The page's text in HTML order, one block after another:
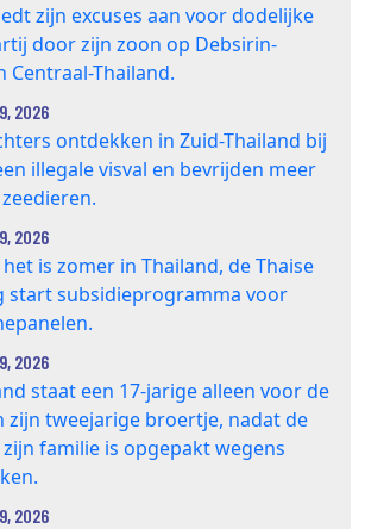
zijn excuses aan voor dodelijke
door zijn zoon op Debsirin-
Centraal-Thailand.
2026
ontdekken in Zuid-Thailand bij
illegale visval en bevrijden meer
2026
is zomer in Thailand, de Thaise
start subsidieprogramma voor
2026
staat een 17‑jarige alleen voor de
zijn tweejarige broertje, nadat de
familie is opgepakt wegens
2026